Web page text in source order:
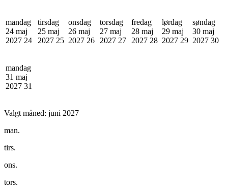
mandag
24 maj
2027 24
tirsdag
25 maj
2027 25
onsdag
26 maj
2027 26
torsdag
27 maj
2027 27
fredag
28 maj
2027 28
lørdag
29 maj
2027 29
søndag
30 maj
2027 30
mandag
31 maj
2027 31
Valgt måned: juni 2027
man.
tirs.
ons.
tors.